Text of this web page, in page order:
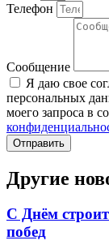
Телефон
Сообщение
Я даю свое
персональных
моего запроса в
Отправить
Другие
С Днём
побед